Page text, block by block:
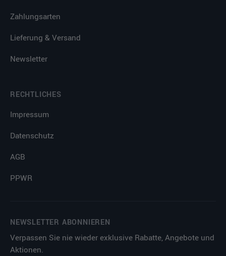
Zahlungsarten
Lieferung & Versand
Newsletter
RECHTLICHES
Impressum
Datenschutz
AGB
PPWR
NEWSLETTER ABONNIEREN
Verpassen Sie nie wieder exklusive Rabatte, Angebote und
Aktionen.